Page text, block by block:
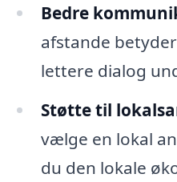
Bedre
afstande
lettere dialog
Støtte til
vælge en lokal
du den lokale